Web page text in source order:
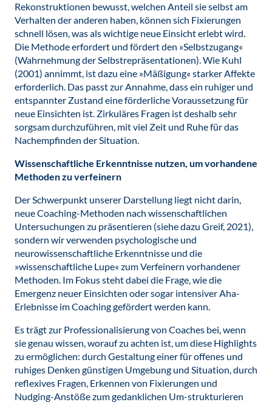
Rekonstruktionen bewusst, welchen Anteil sie selbst am
Verhalten der anderen haben, können sich Fixierungen
schnell lösen, was als wichtige neue Einsicht erlebt wird.
Die Methode erfordert und fördert den »Selbstzugang«
(Wahrnehmung der Selbstrepräsentationen). Wie Kuhl
(2001) annimmt, ist dazu eine »Mäßigung« starker Affekte
erforderlich. Das passt zur Annahme, dass ein ruhiger und
entspannter Zustand eine förderliche Voraussetzung für
neue Einsichten ist. Zirkuläres Fragen ist deshalb sehr
sorgsam durchzuführen, mit viel Zeit und Ruhe für das
Nachempfinden der Situation.
Wissenschaftliche Erkenntnisse nutzen, um vorhandene
Methoden zu verfeinern
Der Schwerpunkt unserer Darstellung liegt nicht darin,
neue Coaching-Methoden nach wissenschaftlichen
Untersuchungen zu präsentieren (siehe dazu Greif, 2021),
sondern wir verwenden psychologische und
neurowissenschaftliche Erkenntnisse und die
»wissenschaftliche Lupe« zum Verfeinern vorhandener
Methoden. Im Fokus steht dabei die Frage, wie die
Emergenz neuer Einsichten oder sogar intensiver Aha-
Erlebnisse im Coaching gefördert werden kann.
Es trägt zur Professionalisierung von Coaches bei, wenn
sie genau wissen, worauf zu achten ist, um diese Highlights
zu ermöglichen: durch Gestaltung einer für offenes und
ruhiges Denken günstigen Umgebung und Situation, durch
reflexives Fragen, Erkennen von Fixierungen und
Nudging-Anstöße zum gedanklichen Um-strukturieren